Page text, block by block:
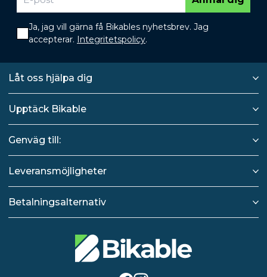
Ja, jag vill gärna få Bikables nyhetsbrev. Jag
accepterar. Integritetspolicy.
Låt oss hjälpa dig
Upptäck Bikable
Genväg till:
Leveransmöjligheter
Betalningsalternativ